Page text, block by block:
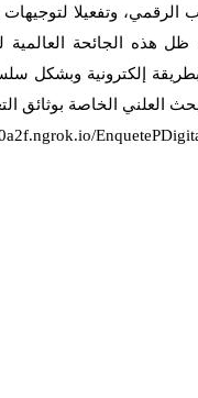
الرقمي، وتفعيلا
ظل هذه الجائحة
إلكترونية وبشكل
للبحث العلني الخاصة